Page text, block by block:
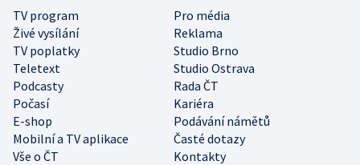
TV program
Pro média
Živé vysílání
Reklama
TV poplatky
Studio Brno
Teletext
Studio Ostrava
Podcasty
Rada ČT
Počasí
Kariéra
E-shop
Podávání námětů
Mobilní a TV aplikace
Časté dotazy
Vše o ČT
Kontakty